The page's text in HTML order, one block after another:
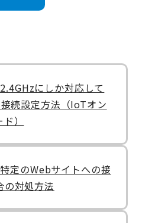
にしか対応して
続設定方法（IoTオン
）
定のWebサイトへの接
の対処方法